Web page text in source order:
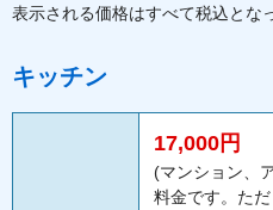
表示される価格はすべて税込とな
キッチン
17,000円
(マンション、
料金です。た